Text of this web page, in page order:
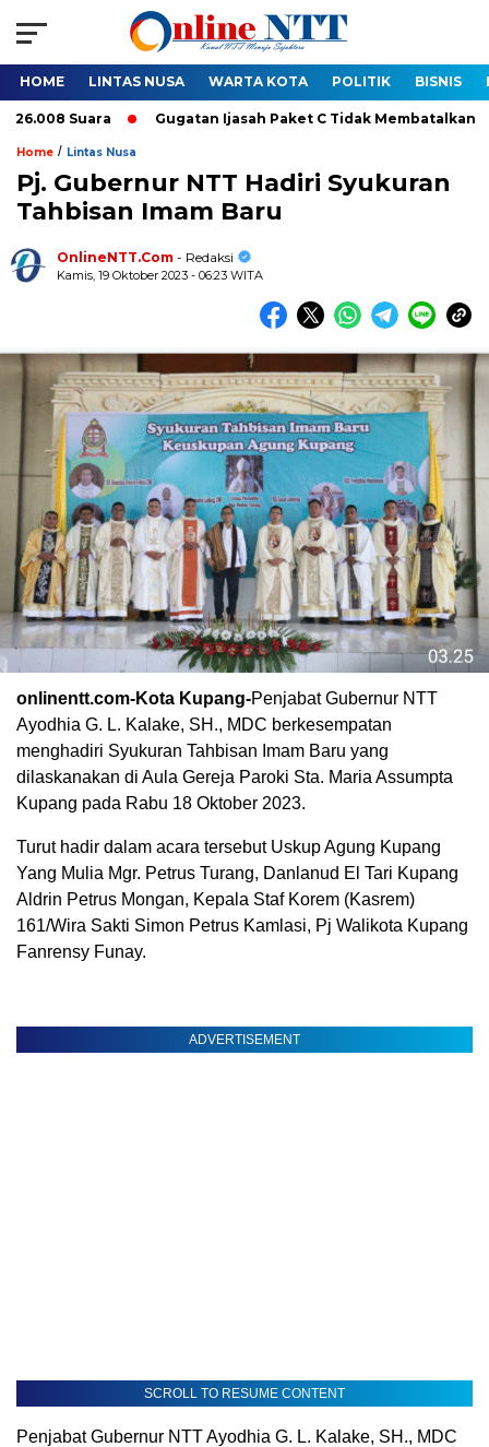
HOME LINTAS NUSA WARTA KOTA POLITIK BISNIS
Suara Gugatan Ijasah Paket C Tidak Membatalkan
Home / Lintas Nusa
Pj. Gubernur NTT Hadiri Syukuran
Tahbisan Imam Baru
OnlineNTT.Com - Redaksi
Kamis, 19 Oktober 2023 - 06:23 WITA
onlinentt.com-Kota Kupang-Penjabat Gubernur NTT
Ayodhia G. L. Kalake, SH., MDC berkesempatan
menghadiri Syukuran Tahbisan Imam Baru yang
dilaskanakan di Aula Gereja Paroki Sta. Maria Assumpta
Kupang pada Rabu 18 Oktober 2023.
Turut hadir dalam acara tersebut Uskup Agung Kupang
Yang Mulia Mgr. Petrus Turang, Danlanud El Tari Kupang
Aldrin Petrus Mongan, Kepala Staf Korem (Kasrem)
161/Wira Sakti Simon Petrus Kamlasi, Pj Walikota Kupang
Fanrensy Funay.
ADVERTISEMENT
SCROLL TO RESUME CONTENT
Penjabat Gubernur NTT Ayodhia G. L. Kalake, SH., MDC